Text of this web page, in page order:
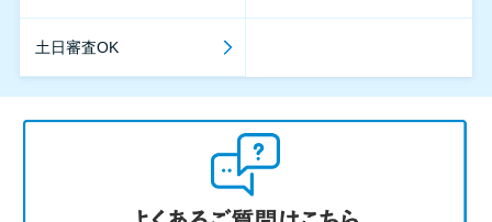
土日審査OK